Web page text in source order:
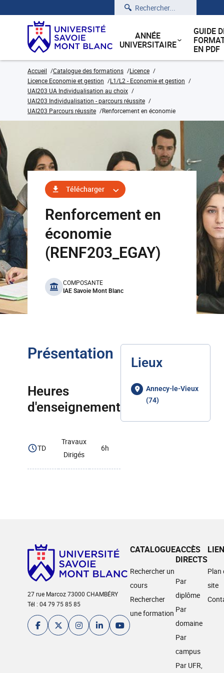
Rechercher
ANNÉE
UNIVERSITAIRE
GUIDE
EN PDF
Accueil Catalogue des formations
Licence
Licence Economie et gestion
L1/L2 - Economie et gestion
UAI203 UA Individualisation au choix
UAI203 Individualisation - parcours réussite
UAI203 Parcours réussite
Renforcement en économie
Télécharger
Renforcement en
économie
(RENF203_EGAY)
benefits
COMPOSANTE
IAE Savoie Mont Blanc
Présentation
Heures
d'enseignement
TD
Travaux
Dirigés
6h
Lieux
Annecy-le-Vieux
(74)
27 rue Marcoz 73000 CHAMBÉRY
Tél : 04 79 75 85 85
CATALOGUE
Rechercher un
cours
Rechercher
une formation
ACCÈS
DIRECTS
Par
diplôme
Par
domaine
Par
campus
Par UFR,
Plan
site